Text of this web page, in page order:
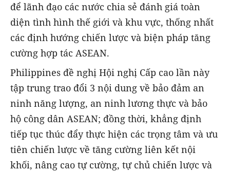
để lãnh đạo các nước chia sẻ đánh giá toàn
diện tình hình thế giới và khu vực, thống nhất
các định hướng chiến lược và biện pháp tăng
cường hợp tác ASEAN.
Philippines đề nghị Hội nghị Cấp cao lần này
tập trung trao đổi 3 nội dung về bảo đảm an
ninh năng lượng, an ninh lương thực và bảo
hộ công dân ASEAN; đồng thời, khẳng định
tiếp tục thúc đẩy thực hiện các trọng tâm và ưu
tiên chiến lược về tăng cường liên kết nội
khối, nâng cao tự cường, tự chủ chiến lược và